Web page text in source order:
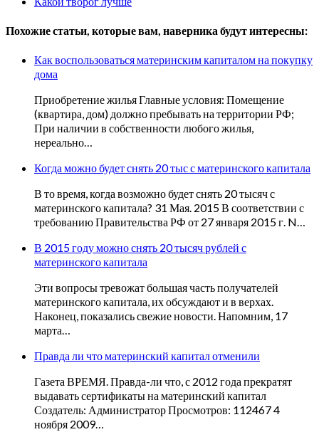
Похожие статьи, которые вам, наверника будут интересны:
Как воспользоваться материнским капиталом на покупку
дома
Приобретение жилья Главные условия: Помещение
(квартира, дом) должно пребывать на территории РФ;
При наличии в собственности любого жилья,
нереально…
Когда можно будет снять 20 тыс с материнского капитала
В то время, когда возможно будет снять 20 тысяч с
материнского капитала? 31 Мая. 2015 В соответствии с
требованию Правительства РФ от 27 января 2015 г. N…
В 2015 году можно снять 20 тысяч рублей с
материнского капитала
Эти вопросы тревожат большая часть получателей
материнского капитала, их обсуждают и в верхах.
Наконец, показались свежие новости. Напомним, 17
марта…
Правда ли что материнский капитал отменили
Газета ВРЕМЯ. Правда-ли что, с 2012 года прекратят
выдавать сертификаты на материнский капитал
Создатель: Администратор Просмотров: 112467 4
ноября 2009…